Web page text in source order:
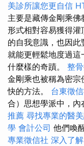
美診所讓您更自信
主要是藏傳金剛乘
形式相對容易獲得灌
的自我意識，也因
就能更輕鬆地度過
什麼樣的奇蹟。 整
金剛乘也被稱為密
快的方法。 台東徵
合）思想學派中，內
推薦 尋找專業的醫
學 會計公司 他們喚
專業徵信社 深入了